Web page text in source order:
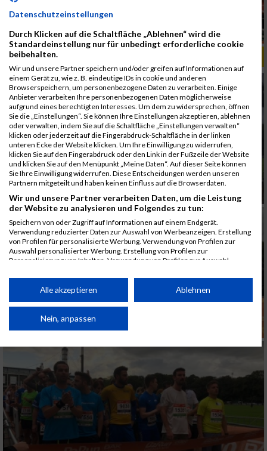
ALBUM B2RUN KÖLN / 05.09.2019
Datenschutzeinstellungen
Durch Klicken auf die Schaltfläche „Ablehnen“ wird die
Standardeinstellung nur für unbedingt erforderliche cookie
beibehalten.
Wir und unsere Partner speichern und/oder greifen auf Informationen auf
einem Gerät zu, wie z. B. eindeutige IDs in cookie und anderen
Browserspeichern, um personenbezogene Daten zu verarbeiten. Einige
Anbieter verarbeiten Ihre personenbezogenen Daten möglicherweise
aufgrund eines berechtigten Interesses. Um dem zu widersprechen, öffnen
Sie die „Einstellungen“. Sie können Ihre Einstellungen akzeptieren, ablehnen
oder verwalten, indem Sie auf die Schaltfläche „Einstellungen verwalten“
klicken oder jederzeit auf die Fingerabdruck-Schaltfläche in der linken
unteren Ecke der Website klicken. Um Ihre Einwilligung zu widerrufen,
klicken Sie auf den Fingerabdruck oder den Link in der Fußzeile der Website
und klicken Sie auf den Menüpunkt „Meine Daten“. Auf dieser Seite können
Sie Ihre Einwilligung widerrufen. Diese Entscheidungen werden unseren
Partnern mitgeteilt und haben keinen Einfluss auf die Browserdaten.
Wir und unsere Partner verarbeiten Daten, um die Leistung
der Website zu analysieren und Folgendes zu tun:
Speichern von oder Zugriff auf Informationen auf einem Endgerät.
Verwendung reduzierter Daten zur Auswahl von Werbeanzeigen. Erstellung
von Profilen für personalisierte Werbung. Verwendung von Profilen zur
Auswahl personalisierter Werbung. Erstellung von Profilen zur
Personalisierung von Inhalten. Verwendung von Profilen zur Auswahl
Performance von Inhalten. Analyse von Zielgruppen durch Statistiken oder
Kombinationen von Daten aus verschiedenen Quellen. Entwicklung und
von Inhalten.
Daten können außerhalb der Europäischen Union weitergegeben und in die
Website/App.
Partnerliste anzeigen (1 IAB-Anbieter)
Wir nutzen Ihre Daten für folgende Zwecke:
IAB-Verarbeitungszwecke:
Speichern von oder Zugriff auf Informationen
auf einem Endgerät
Alle akzeptieren Ablehnen
Nein, anpassen